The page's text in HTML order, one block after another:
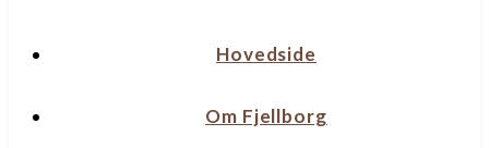
Hovedside
Om Fjellborg